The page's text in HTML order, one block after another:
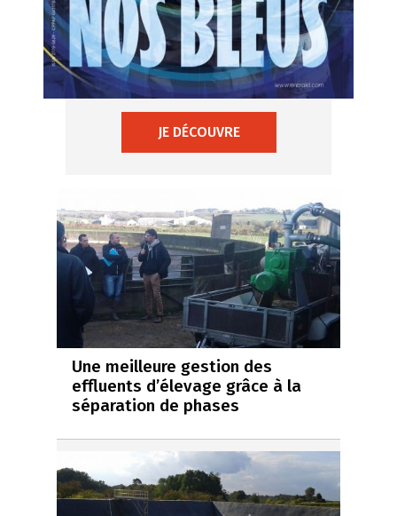
JE DÉCOUVRE
Une meilleure gestion des
effluents d’élevage grâce à la
séparation de phases